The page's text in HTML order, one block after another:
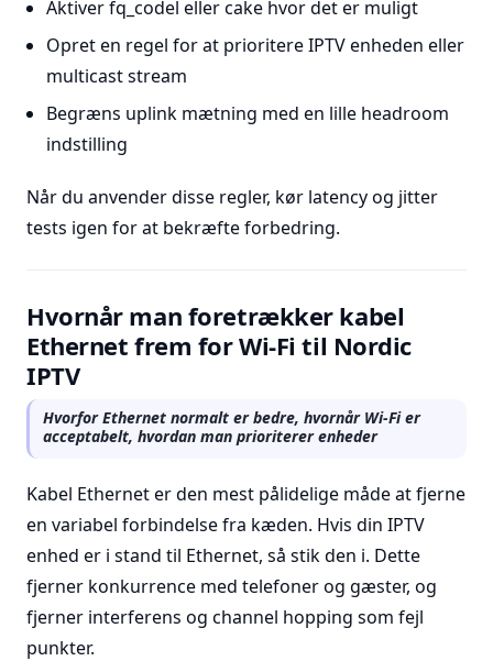
Aktiver fq_codel eller cake hvor det er muligt
Opret en regel for at prioritere IPTV enheden eller
multicast stream
Begræns uplink mætning med en lille headroom
indstilling
Når du anvender disse regler, kør latency og jitter
tests igen for at bekræfte forbedring.
Hvornår man foretrækker kabel
Ethernet frem for Wi-Fi til Nordic
IPTV
Hvorfor Ethernet normalt er bedre, hvornår Wi-Fi er
acceptabelt, hvordan man prioriterer enheder
Kabel Ethernet er den mest pålidelige måde at fjerne
en variabel forbindelse fra kæden. Hvis din IPTV
enhed er i stand til Ethernet, så stik den i. Dette
fjerner konkurrence med telefoner og gæster, og
fjerner interferens og channel hopping som fejl
punkter.